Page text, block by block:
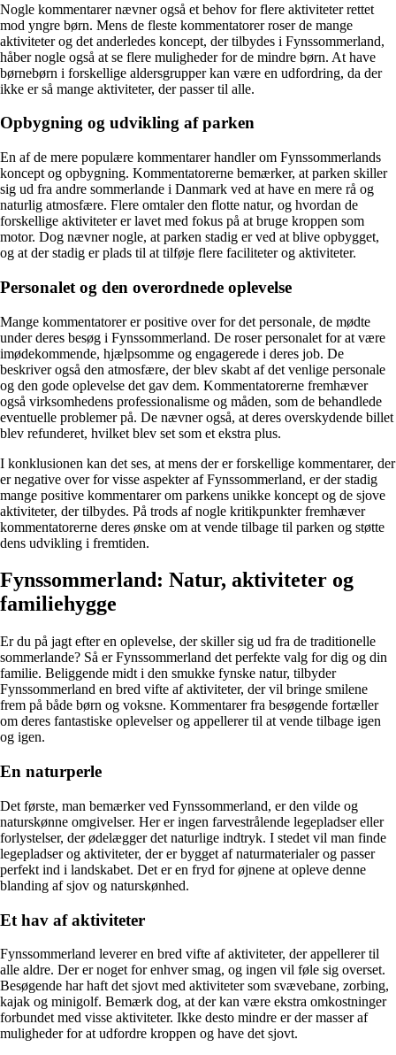
Nogle kommentarer nævner også et behov for flere aktiviteter rettet
mod yngre børn. Mens de fleste kommentatorer roser de mange
aktiviteter og det anderledes koncept, der tilbydes i Fynssommerland,
håber nogle også at se flere muligheder for de mindre børn. At have
børnebørn i forskellige aldersgrupper kan være en udfordring, da der
ikke er så mange aktiviteter, der passer til alle.
Opbygning og udvikling af parken
En af de mere populære kommentarer handler om Fynssommerlands
koncept og opbygning. Kommentatorerne bemærker, at parken skiller
sig ud fra andre sommerlande i Danmark ved at have en mere rå og
naturlig atmosfære. Flere omtaler den flotte natur, og hvordan de
forskellige aktiviteter er lavet med fokus på at bruge kroppen som
motor. Dog nævner nogle, at parken stadig er ved at blive opbygget,
og at der stadig er plads til at tilføje flere faciliteter og aktiviteter.
Personalet og den overordnede oplevelse
Mange kommentatorer er positive over for det personale, de mødte
under deres besøg i Fynssommerland. De roser personalet for at være
imødekommende, hjælpsomme og engagerede i deres job. De
beskriver også den atmosfære, der blev skabt af det venlige personale
og den gode oplevelse det gav dem. Kommentatorerne fremhæver
også virksomhedens professionalisme og måden, som de behandlede
eventuelle problemer på. De nævner også, at deres overskydende billet
blev refunderet, hvilket blev set som et ekstra plus.
I konklusionen kan det ses, at mens der er forskellige kommentarer, der
er negative over for visse aspekter af Fynssommerland, er der stadig
mange positive kommentarer om parkens unikke koncept og de sjove
aktiviteter, der tilbydes. På trods af nogle kritikpunkter fremhæver
kommentatorerne deres ønske om at vende tilbage til parken og støtte
dens udvikling i fremtiden.
Fynssommerland: Natur, aktiviteter og
familiehygge
Er du på jagt efter en oplevelse, der skiller sig ud fra de traditionelle
sommerlande? Så er Fynssommerland det perfekte valg for dig og din
familie. Beliggende midt i den smukke fynske natur, tilbyder
Fynssommerland en bred vifte af aktiviteter, der vil bringe smilene
frem på både børn og voksne. Kommentarer fra besøgende fortæller
om deres fantastiske oplevelser og appellerer til at vende tilbage igen
og igen.
En naturperle
Det første, man bemærker ved Fynssommerland, er den vilde og
naturskønne omgivelser. Her er ingen farvestrålende legepladser eller
forlystelser, der ødelægger det naturlige indtryk. I stedet vil man finde
legepladser og aktiviteter, der er bygget af naturmaterialer og passer
perfekt ind i landskabet. Det er en fryd for øjnene at opleve denne
blanding af sjov og naturskønhed.
Et hav af aktiviteter
Fynssommerland leverer en bred vifte af aktiviteter, der appellerer til
alle aldre. Der er noget for enhver smag, og ingen vil føle sig overset.
Besøgende har haft det sjovt med aktiviteter som svævebane, zorbing,
kajak og minigolf. Bemærk dog, at der kan være ekstra omkostninger
forbundet med visse aktiviteter. Ikke desto mindre er der masser af
muligheder for at udfordre kroppen og have det sjovt.